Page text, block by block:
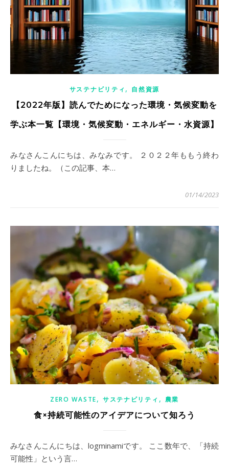
サステナビリティ , 自然資源
【2022年版】読んでためになった環境・気候変動を
学ぶ本一覧【環境・気候変動・エネルギー・水資源】
みなさんこんにちは、みなみです。 ２０２２年ももう終わ
りましたね。（この記事、本…
01/14/2023
ZERO WASTE, サステナビリティ , 農業
食×持続可能性のアイデアについて知ろう
みなさんこんにちは、logminamiです。 ここ数年で、「持続
可能性」という言…